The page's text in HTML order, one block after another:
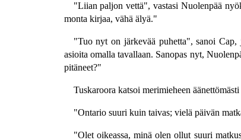
"Liian paljon vettä", vastasi Nuolenpää
monta kirjaa, vähä älyä."
"Tuo nyt on järkevää puhetta", sanoi
asioita omalla tavallaan. Sanopas nyt,
pitäneet?"
Tuskaroora katsoi merimieheen
"Ontario suuri kuin taivas; vielä päivän
"Olet oikeassa, minä olen ollut suuri